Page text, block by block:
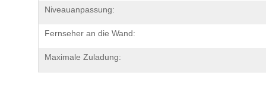
Niveauanpassung:
Fernseher an die Wand:
Maximale Zuladung: